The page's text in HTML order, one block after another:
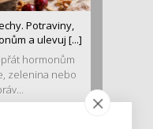
Potraviny,
a ulevuj [...]
hormonům
zelenina nebo